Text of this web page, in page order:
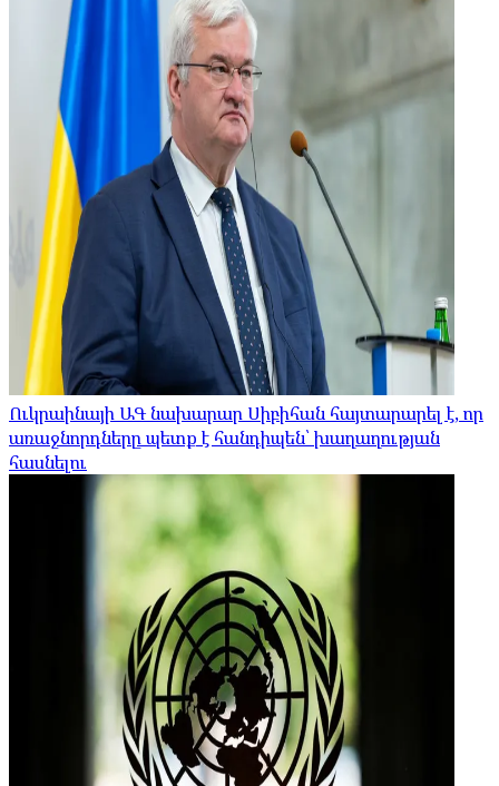
Ուկրաինայի ԱԳ նախարար Սիբիհան հայտարարել է, որ
առաջնորդները պետք է հանդիպեն՝ խաղաղության
հասնելու